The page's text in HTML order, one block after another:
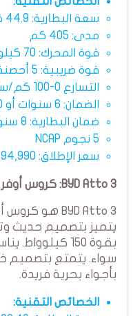
سعة البطارية: 44.9 كيلوواط/ساعة
مدى: 405 كم
قوة المحرك: 70 كيلوواط
قوة ضريبية: 5 أحصنة
التسارع 0-100 كم/ساعة في 10.9 ثانية
الضمان: 6 سنوات أو 150,000 كم
ضمان البطارية: 8 سنوات
5 نجوم NCAP
سعر الإطلاق: 94,990 دينار تونسي
BYD Atto 3: كروس أوفر كهربائي بالكامل
يتميز بتصميم حديث
بقوة 150
سواء. يتمتع بتصميم
بأجواء بحرية فريدة.
الخصائص التقنية: